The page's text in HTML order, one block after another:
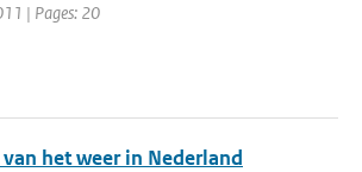
| Pages: 20
het weer in Nederland